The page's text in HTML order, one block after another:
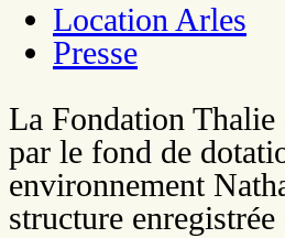
Location Arles
Presse
La Fondation Thalie
par le fond de
environnement
structure